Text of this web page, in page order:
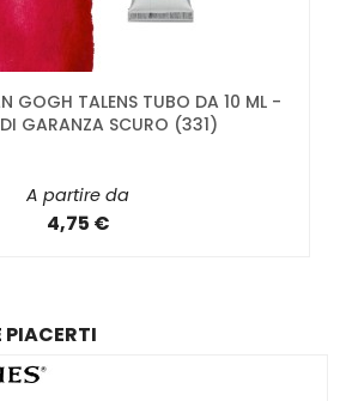
GOGH TALENS TUBO DA 10 ML -
GARANZA SCURO (331)
A partire da
4,75 €
PIACERTI